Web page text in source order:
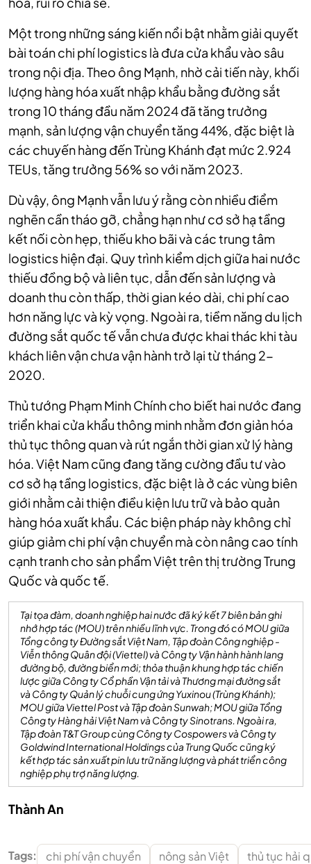
Một trong những sáng kiến nổi bật nhằm giải quyết
bài toán chi phí logistics là đưa cửa khẩu vào sâu
trong nội địa. Theo ông Mạnh, nhờ cải tiến này, khối
lượng hàng hóa xuất nhập khẩu bằng đường sắt
trong 10 tháng đầu năm 2024 đã tăng trưởng
mạnh, sản lượng vận chuyển tăng 44%, đặc biệt là
các chuyến hàng đến Trùng Khánh đạt mức 2.924
TEUs, tăng trưởng 56% so với năm 2023.
Dù vậy, ông Mạnh vẫn lưu ý rằng còn nhiều điểm
nghẽn cần tháo gỡ, chẳng hạn như cơ sở hạ tầng
kết nối còn hẹp, thiếu kho bãi và các trung tâm
logistics hiện đại. Quy trình kiểm dịch giữa hai nước
thiếu đồng bộ và liên tục, dẫn đến sản lượng và
doanh thu còn thấp, thời gian kéo dài, chi phí cao
hơn năng lực và kỳ vọng. Ngoài ra, tiềm năng du lịch
đường sắt quốc tế vẫn chưa được khai thác khi tàu
khách liên vận chưa vận hành trở lại từ tháng 2-
2020.
Thủ tướng Phạm Minh Chính cho biết hai nước đang
triển khai cửa khẩu thông minh nhằm đơn giản hóa
thủ tục thông quan và rút ngắn thời gian xử lý hàng
hóa. Việt Nam cũng đang tăng cường đầu tư vào
cơ sở hạ tầng logistics, đặc biệt là ở các vùng biên
giới nhằm cải thiện điều kiện lưu trữ và bảo quản
hàng hóa xuất khẩu. Các biện pháp này không chỉ
giúp giảm chi phí vận chuyển mà còn nâng cao tính
cạnh tranh cho sản phẩm Việt trên thị trường Trung
Quốc và quốc tế.
Tại tọa đàm, doanh nghiệp hai nước đã ký kết 7 biên bản ghi
nhớ hợp tác (MOU) trên nhiều lĩnh vực. Trong đó có MOU giữa
Tổng công ty Đường sắt Việt Nam, Tập đoàn Công nghiệp -
Viễn thông Quân đội (Viettel) và Công ty Vận hành hành lang
đường bộ, đường biển mới; thỏa thuận khung hợp tác chiến
lược giữa Công ty Cổ phần Vận tải và Thương mại đường sắt
và Công ty Quản lý chuỗi cung ứng Yuxinou (Trùng Khánh);
MOU giữa Viettel Post và Tập đoàn Sunwah; MOU giữa Tổng
Công ty Hàng hải Việt Nam và Công ty Sinotrans. Ngoài ra,
Tập đoàn T&T Group cùng Công ty Cospowers và Công ty
Goldwind International Holdings của Trung Quốc cũng ký
kết hợp tác sản xuất pin lưu trữ năng lượng và phát triển công
nghiệp phụ trợ năng lượng.
Thành An
Tags: chi phí vận chuyển nông sản Việt thủ tục hải